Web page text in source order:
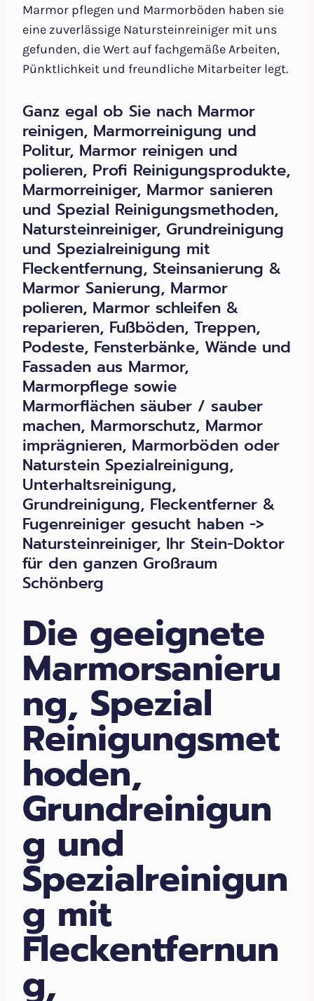
Marmor pflegen und Marmorböden haben sie
eine zuverlässige Natursteinreiniger mit uns
gefunden, die Wert auf fachgemäße Arbeiten,
Pünktlichkeit und freundliche Mitarbeiter legt.
Ganz egal ob Sie nach Marmor
reinigen, Marmorreinigung und
Politur, Marmor reinigen und
polieren, Profi Reinigungsprodukte,
Marmorreiniger, Marmor sanieren
und Spezial Reinigungsmethoden,
Natursteinreiniger, Grundreinigung
und Spezialreinigung mit
Fleckentfernung, Steinsanierung &
Marmor Sanierung, Marmor
polieren, Marmor schleifen &
reparieren, Fußböden, Treppen,
Podeste, Fensterbänke, Wände und
Fassaden aus Marmor,
Marmorpflege sowie
Marmorflächen säuber / sauber
machen, Marmorschutz, Marmor
imprägnieren, Marmorböden oder
Naturstein Spezialreinigung,
Unterhaltsreinigung,
Grundreinigung, Fleckentferner &
Fugenreiniger gesucht haben ->
Natursteinreiniger, Ihr Stein-Doktor
für den ganzen Großraum
Schönberg
Die geeignete
Marmorsanieru
ng, Spezial
Reinigungsmet
hoden,
Grundreinigun
g und
Spezialreinigun
g mit
Fleckentfernun
g,